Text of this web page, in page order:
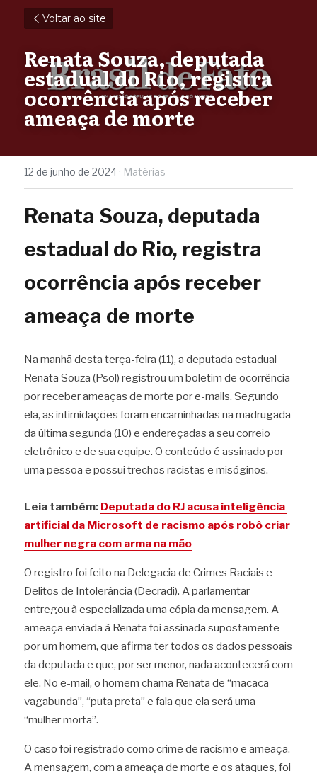
Voltar ao site
Renata Souza, deputada
estadual do Rio, registra
ocorrência após receber
ameaça de morte
12 de junho de 2024 · Matérias
Renata Souza, deputada
estadual do Rio, registra
ocorrência após receber
ameaça de morte
Na manhã desta terça-feira (11), a deputada estadual
Renata Souza (Psol) registrou um boletim de ocorrência
por receber ameaças de morte por e-mails. Segundo
ela, as intimidações foram encaminhadas na madrugada
da última segunda (10) e endereçadas a seu correio
eletrônico e de sua equipe. O conteúdo é assinado por
uma pessoa e possui trechos racistas e misóginos.
Leia também: Deputada do RJ acusa inteligência
artificial da Microsoft de racismo após robô criar
mulher negra com arma na mão
O registro foi feito na Delegacia de Crimes Raciais e
Delitos de Intolerância (Decradi). A parlamentar
entregou à especializada uma cópia da mensagem. A
ameaça enviada à Renata foi assinada supostamente
por um homem, que afirma ter todos os dados pessoais
da deputada e que, por ser menor, nada acontecerá com
ele. No e-mail, o homem chama Renata de “macaca
vagabunda”, “puta preta” e fala que ela será uma
“mulher morta”.
O caso foi registrado como crime de racismo e ameaça.
A mensagem, com a ameaça de morte e os ataques, foi